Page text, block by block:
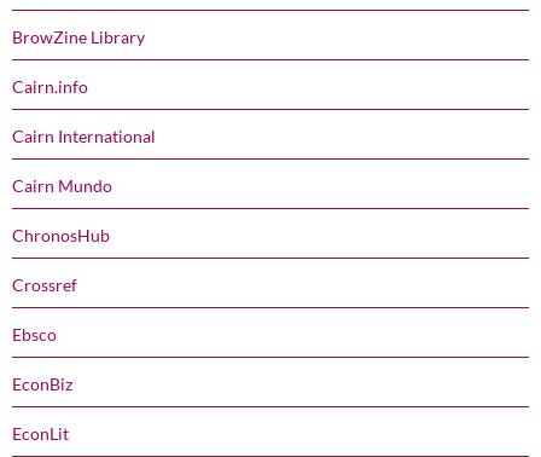
BrowZine Library
Cairn.info
Cairn International
Cairn Mundo
ChronosHub
Crossref
Ebsco
EconBiz
EconLit